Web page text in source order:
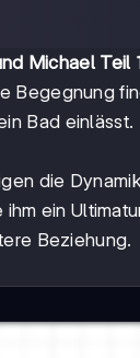
Michael Teil
Begegnung
Bad
die
ein
Beziehung.